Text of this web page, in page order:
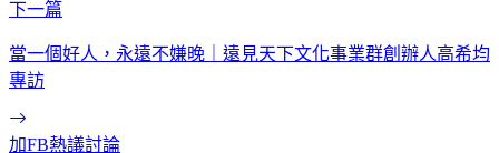
下一篇
當一個好人，永遠不嫌晚｜遠見天下文化事業群創辦人高希均
專訪
加FB熱議討論